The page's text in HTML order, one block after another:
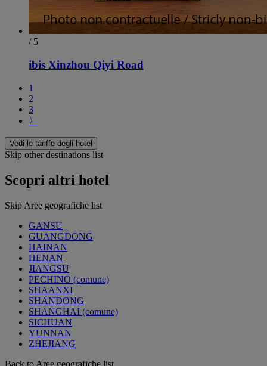
/ 5
ibis Xinzhou Qiyi Road
1
2
3
〉
Vedi le tariffe degli hotel
Skip other destinations list
Scopri altri hotel
Skip Aree geografiche list
GANSU
GUANGDONG
HAINAN
HENAN
JIANGSU
PECHINO (comune)
SHAANXI
SHANDONG
SHANGHAI (comune)
SICHUAN
YUNNAN
ZHEJIANG
Back to Aree geografiche list